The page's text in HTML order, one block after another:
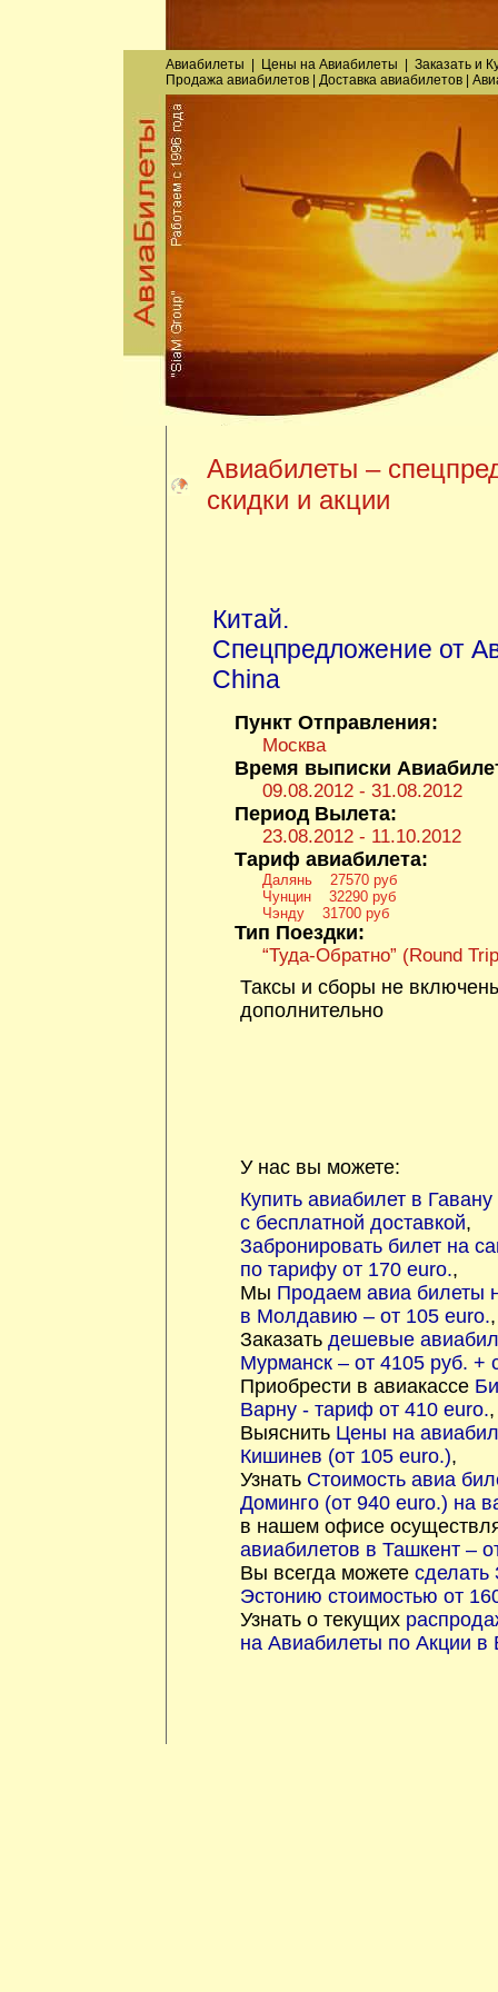
Авиабилеты Цены на Авиабилеты Заказатьи
Продажа авиабилетов| Доставка авиабилетов|
Авиабилеты –
скидки и акции
Китай.
Спецпредложение от
China
Пункт Отправления:
Москва
Время выписки
09.08.2012 - 31.08.2012
Период Вылета:
23.08.2012 - 11.10.2012
Тариф авиабилета:
Далянь 27570 руб
Чунцин 32290 руб
Чэнду 31700 руб
Тип Поездки:
“Туда-Обратно” (Round
Таксы и сборы не
дополнительно
У нас вы можете:
Купить авиабилет в
с бесплатной доставкой,
Забронировать билет на
по тарифу от 170 euro.,
Мы Продаем авиа билеты
в Молдавию – от 105 euro.,
Заказать дешевые
Мурманск – от 4105 руб. +
Приобрести в авиакассе
Варну - тариф от 410 euro.,
Выяснить Цены на
Кишинев (от 105 euro.),
Узнать Стоимость авиа
Доминго (от 940 euro.) на
в нашем офисе
авиабилетов в Ташкент –
Вы всегда можете сделать
Эстонию стоимостью от
Узнать о текущих
на Авиабилеты по Акции в